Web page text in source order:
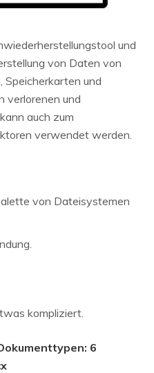
und
von Daten von
und
verlorenen und
auch zum
verwendet werden.
von Dateisystemen
kompliziert.
6